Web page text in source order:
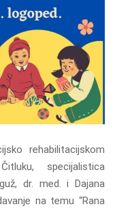
rehabilitacijskom
specijalistica
dr. med. i Dajana
na temu “Rana